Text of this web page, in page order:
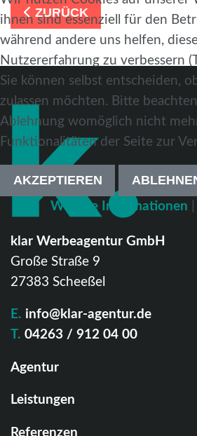
ZURÜCK
klar Werbeagentur GmbH
Große Straße 9
27383 Scheeßel
E. info@klar-agentur.de
T. 04263 / 912 04 00
Agentur
Leistungen
Referenzen
ihnen sind essenziell für den
während andere uns helfen,
Nutzererfahrung zu verbessern
Sie können selbst entscheiden,
zulassen möchten. Bitte
Ablehnung womöglich nicht
Funktionalitäten der Seite zur
AKZEPTIEREN
Weitere Informationen